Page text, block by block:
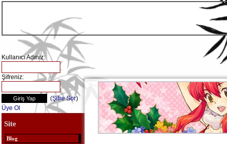
Kullanıcı Adınız:
Şifreniz:
(Şifre Sor)
Üye Ol
Site
Blog